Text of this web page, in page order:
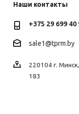
Наши контакты
+375 29 699 40
sale1@tprm.by
220104 г.
183